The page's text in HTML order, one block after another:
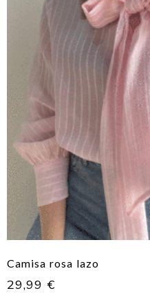
Camisa rosa lazo
29,99 €